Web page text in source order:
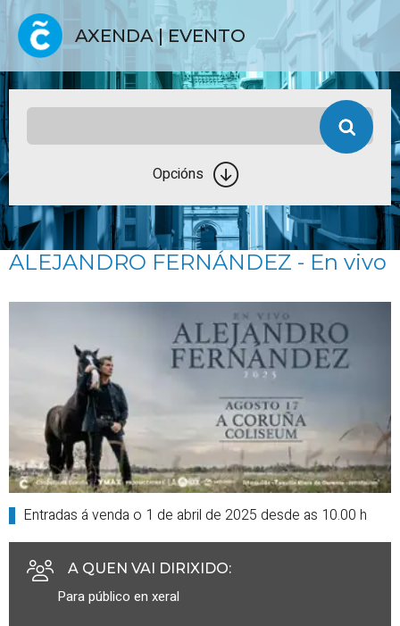
AXENDA | EVENTO
Opcións
ALEJANDRO FERNÁNDEZ - En vivo
Entradas á venda o 1 de abril de 2025 desde as 10.00 h
A QUEN VAI DIRIXIDO:
Para público en xeral